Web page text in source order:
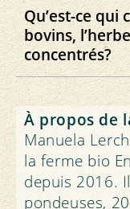
L'agriculture
grande
spécifiques
Dans les
général un
avec lumière
air, et ils
dans les
Qu’est-ce qui
bovins,
concentrés?
Les bovins
trois pré-
valorisent
à digérer,
transformer
qualité. Seuls
À propos de
Manuela
la ferme bio
depuis 2016.
pondeuses,